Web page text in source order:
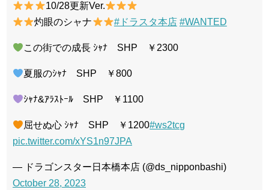
10/28更新Ver.
灼眼のシャナ
#ドラスタ本店 #WANTED
この街での成長 ｼｬﾅ SHP ￥2300
夏服のｼｬﾅ SHP ￥800
ｼｬﾅ&ｱﾗｽﾄｰﾙ SHP ￥1100
屈せぬ心 ｼｬﾅ SHP ￥1200#ws2tcg
pic.twitter.com/xYS1n97JPA
— ドラゴンスター日本橋本店 (@ds_nipponbashi)
October 28, 2023